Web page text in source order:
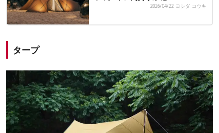
2026/04/22 ヨシダ コウキ
タープ